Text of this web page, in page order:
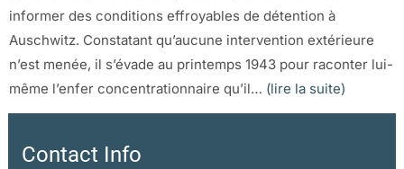
informer des conditions effroyables de détention à
Auschwitz. Constatant qu’aucune intervention extérieure
n’est menée, il s’évade au printemps 1943 pour raconter lui-
même l’enfer concentrationnaire qu’il… (lire la suite)
Contact Info